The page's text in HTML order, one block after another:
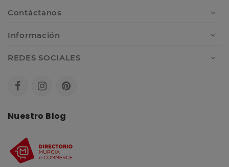
Contáctanos
Información
REDES SOCIALES
Nuestro Blog